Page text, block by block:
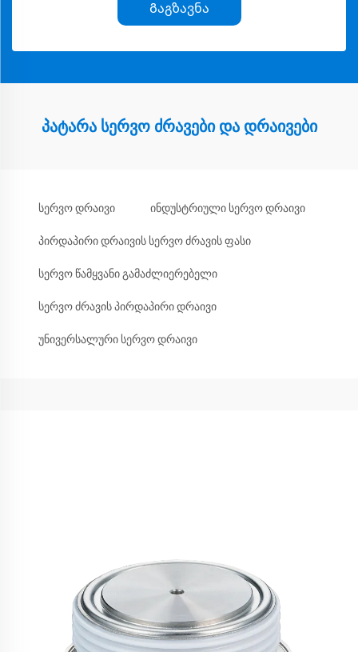
Გაგზავნა
პატარა სერვო ძრავები და დრაივები
სერვო დრაივი ინდუსტრიული სერვო დრაივი
პირდაპირი დრაივის სერვო ძრავის ფასი
სერვო წამყვანი გამაძლიერებელი
სერვო ძრავის პირდაპირი დრაივი
უნივერსალური სერვო დრაივი